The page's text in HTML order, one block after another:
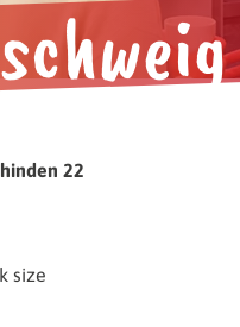
22
size